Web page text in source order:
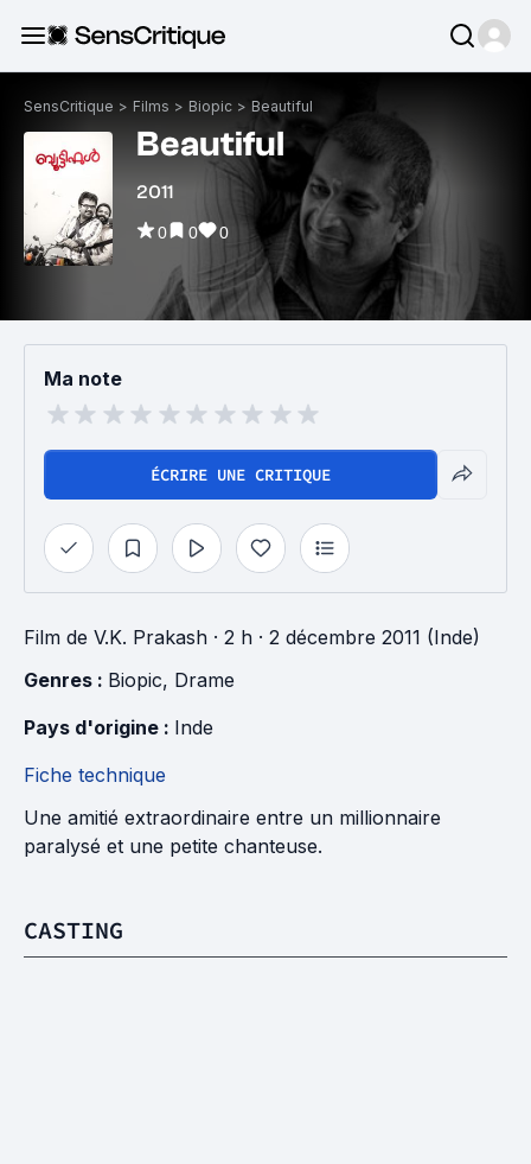
SensCritique > Films > Biopic > Beautiful
Beautiful
2011
0 0 0
Ma note
ÉCRIRE UNE CRITIQUE
Film de V.K. Prakash · 2 h · 2 décembre 2011 (Inde)
Genres : Biopic, Drame
Pays d'origine : Inde
Fiche technique
Une amitié extraordinaire entre un millionnaire
paralysé et une petite chanteuse.
CASTING